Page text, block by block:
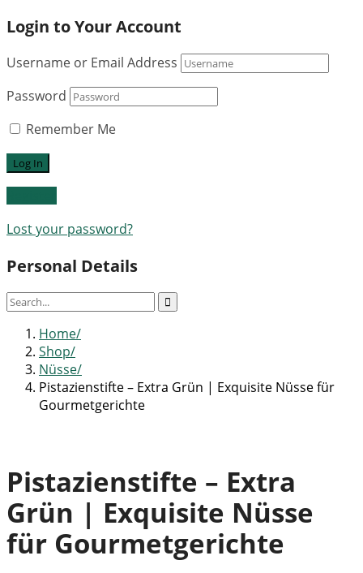
Login to Your Account
Username or Email Address
Password
Remember Me
Lost your password?
Personal Details
Home
Shop
Nüsse
Pistazienstifte – Extra Grün | Exquisite Nüsse für
Gourmetgerichte
Pistazienstifte – Extra
Grün | Exquisite Nüsse
für Gourmetgerichte